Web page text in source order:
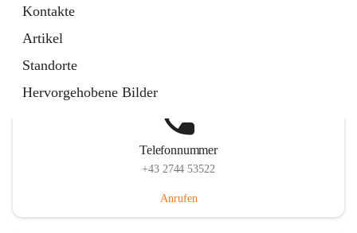
Kontakte
Artikel
Standorte
Hervorgehobene Bilder
Telefonnummer
+43 2744 53522
Anrufen